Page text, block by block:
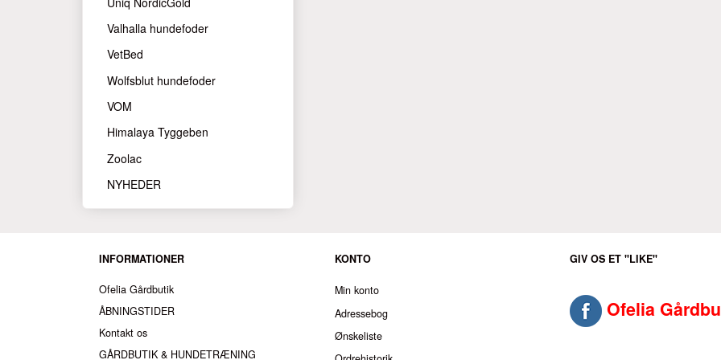
Valhalla hundefoder
VetBed
Wolfsblut hundefoder
VOM
Himalaya Tyggeben
Zoolac
NYHEDER
INFORMATIONER
Ofelia Gårdbutik
ÅBNINGSTIDER
Kontakt os
GÅRDBUTIK & HUNDETRÆNING
KONTO
Min konto
Adressebog
Ønskeliste
GIV OS ET "LIKE"
Ofelia